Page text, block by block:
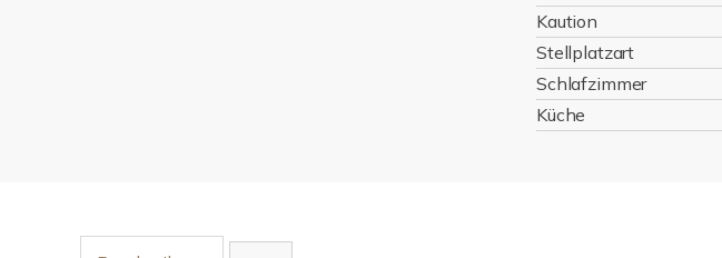
Kaution
Stellplatzart
Schlafzimmer
Küche